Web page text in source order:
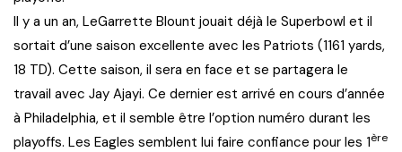
Il y a un an, LeGarrette Blount jouait déjà le Superbowl et il
sortait d’une saison excellente avec les Patriots (1161 yards,
18 TD). Cette saison, il sera en face et se partagera le
travail avec Jay Ajayi. Ce dernier est arrivé en cours d’année
à Philadelphia, et il semble être l’option numéro durant les
playoffs. Les Eagles semblent lui faire confiance pour les 1ère